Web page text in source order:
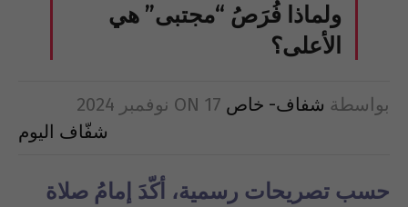
ولماذا فُرَصُ “مجتبى” هي
الأعلى؟
بواسطة شفاف- خاص ON 17 نوفمبر 2024
شفّاف اليوم
حسب تصريحات رسمية، أكّدَ إمامُ صلاة